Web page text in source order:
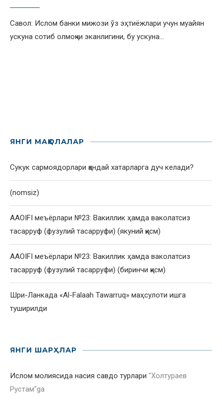
Савол: Ислом банки мижози ўз эҳтиёжлари учун муайян
ускуна сотиб олмоқчи эканлигини, бу ускуна…
ЯНГИ МАҚОЛАЛАР
Сукук сармоядорлари қандай хатарларга дуч келади?
(nomsiz)
AAOIFI меъёрлари №23: Вакиллик ҳамда ваколатсиз
тасарруф (фузулий тасарруфи) (якуний қисм)
AAOIFI меъёрлари №23: Вакиллик ҳамда ваколатсиз
тасарруф (фузулий тасарруфи) (биринчи қисм)
Шри-Ланкада «Al-Falaah Tawarruq» маҳсулоти ишга
туширилди
ЯНГИ ШАРҲЛАР
Ислом молиясида насия савдо турлари "Холтураев
Рустам"ga